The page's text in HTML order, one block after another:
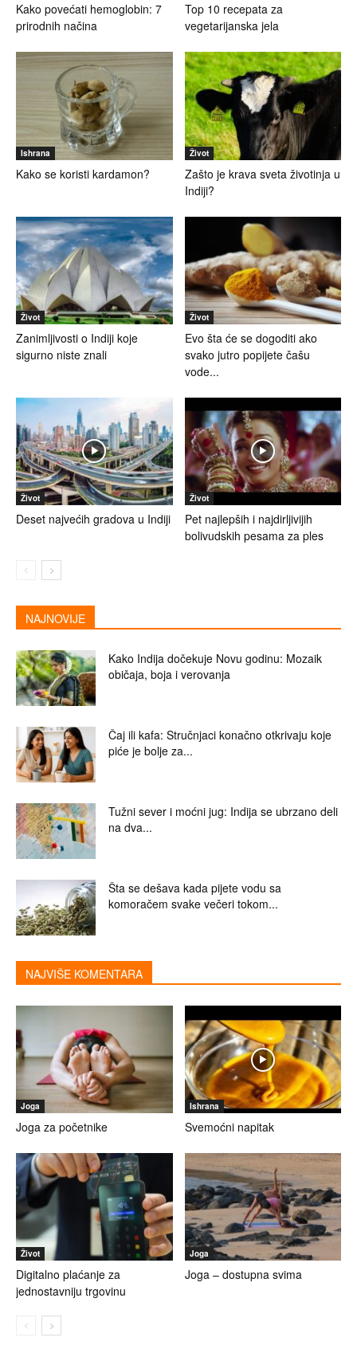
Kako povećati hemoglobin: 7
prirodnih načina
Top 10 recepata za
vegetarijanska jela
Ishrana
Kako se koristi kardamon?
Život
Zašto je krava sveta životinja u
Indiji?
Život
Zanimljivosti o Indiji koje
sigurno niste znali
Život
Evo šta će se dogoditi ako
svako jutro popijete čašu
vode...
Život
Deset najvećih gradova u Indiji
Život
Pet najlepših i najdirljivijih
bolivudskih pesama za ples
NAJNOVIJE
Kako Indija dočekuje Novu godinu: Mozaik
običaja, boja i verovanja
Čaj ili kafa: Stručnjaci konačno otkrivaju koje
piće je bolje za...
Tužni sever i moćni jug: Indija se ubrzano deli
na dva...
Šta se dešava kada pijete vodu sa
komoračem svake večeri tokom...
NAJVIŠE KOMENTARA
Joga
Joga za početnike
Ishrana
Svemoćni napitak
Život
Digitalno plaćanje za
jednostavniju trgovinu
Joga
Joga – dostupna svima